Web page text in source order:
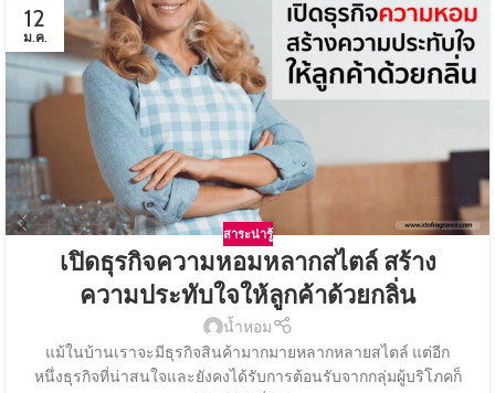
12
ม.ค.
สาระน่ารู้
เปิดธุรกิจความหอมหลากสไตล์ สร้าง
ความประทับใจให้ลูกค้าด้วยกลิ่น
น้ำหอม
แม้ในบ้านเราจะมีธุรกิจสินค้ามากมายหลากหลายสไตล์ แต่อีก
หนึ่งธุรกิจที่น่าสนใจและยังคงได้รับการต้อนรับจากกลุ่มผู้บริโภคก็